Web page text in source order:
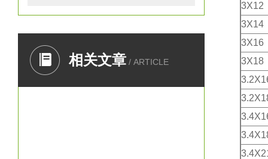
相关文章 / ARTICLE
3X12
3X14
3X16
3X18